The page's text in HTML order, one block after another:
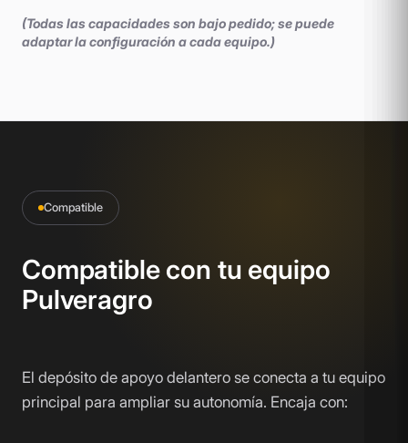
(Todas las capacidades son bajo pedido; se puede
adaptar la configuración a cada equipo.)
Compatible
Compatible con tu equipo
Pulveragro
El depósito de apoyo delantero se conecta a tu equipo
principal para ampliar su autonomía. Encaja con:
Atomizadores
Barras hidráulicas